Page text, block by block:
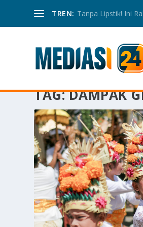
TREN: Tanpa Lipstik! Ini
TAG:DAMPAK